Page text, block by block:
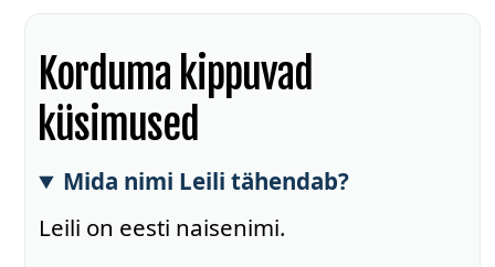
Korduma kippuvad
küsimused
Mida nimi Leili tähendab?
Leili on eesti naisenimi.